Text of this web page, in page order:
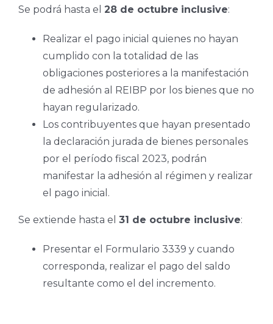
Se podrá hasta el 28 de octubre inclusive:
Realizar el pago inicial quienes no hayan
cumplido con la totalidad de las
obligaciones posteriores a la manifestación
de adhesión al REIBP por los bienes que no
hayan regularizado.
Los contribuyentes que hayan presentado
la declaración jurada de bienes personales
por el período fiscal 2023, podrán
manifestar la adhesión al régimen y realizar
el pago inicial.
Se extiende hasta el 31 de octubre inclusive:
Presentar el Formulario 3339 y cuando
corresponda, realizar el pago del saldo
resultante como el del incremento.